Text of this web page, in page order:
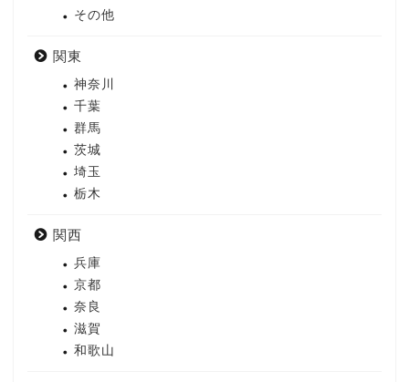
その他
関東
神奈川
千葉
群馬
茨城
埼玉
栃木
関西
兵庫
京都
奈良
滋賀
和歌山